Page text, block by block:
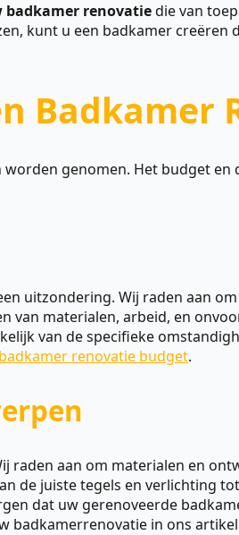
badkamer renovatiedie van
kunt u een badkamer creëren
Badkamer
genomen. Het budget en
uitzondering. Wij raden aan
materialen, arbeid, en
van de specifieke
badkamer renovatie budget.
aan om materialen en
de juiste tegels en verlichting
dat uw gerenoveerde
badkamerrenovatie in ons